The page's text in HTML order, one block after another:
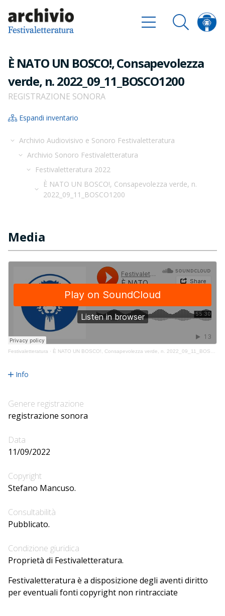
È NATO UN BOSCO!, Consapevolezza
verde, n. 2022_09_11_BOSCO1200
REGISTRAZIONE SONORA
Espandi inventario
Archivio Audiovisivo e Sonoro Festivaletteratura
Archivio Sonoro Festivaletteratura
Festivaletteratura 2022
È NATO UN BOSCO!, Consapevolezza verde, n.
2022_09_11_BOSCO1200
Media
Festivaletteratura · È NATO UN BOSCO!, Consapevolezza verde, n. 2022_09_11_BOSCO1200
Info
Genere registrazione
registrazione sonora
Data
11/09/2022
Copyright
Stefano Mancuso.
Consultabilità
Pubblicato.
Condizione giuridica
Proprietà di Festivaletteratura.
Festivaletteratura è a disposizione degli aventi diritto
per eventuali fonti copyright non rintracciate